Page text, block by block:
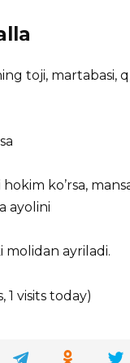
toji, martabasi,
koʼrsa,
ayolini
molidan ayriladi.
1 visits today)